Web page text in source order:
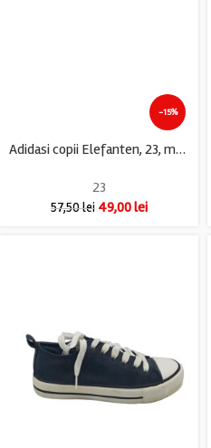
-15%
Adidasi copii Elefanten, 23, material textil, negru bej
23
57,50lei 49,00lei